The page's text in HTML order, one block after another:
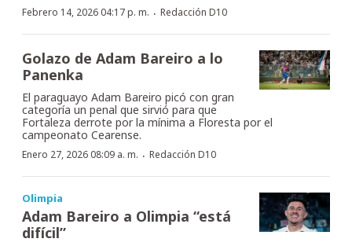
Febrero 14, 2026 04:17 p. m. · Redacción D10
Golazo de Adam Bareiro a lo
Panenka
El paraguayo Adam Bareiro picó con gran
categoría un penal que sirvió para que
Fortaleza derrote por la mínima a Floresta por el
campeonato Cearense.
Enero 27, 2026 08:09 a. m. · Redacción D10
Olimpia
Adam Bareiro a Olimpia “está
difícil”